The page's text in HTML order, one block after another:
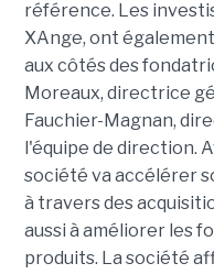
référence. Les
XAnge, ont
aux côtés des
Moreaux, directrice
Fauchier-Magnan,
l'équipe de direction.
société va accélérer
à travers des
aussi à améliorer les
produits. La société